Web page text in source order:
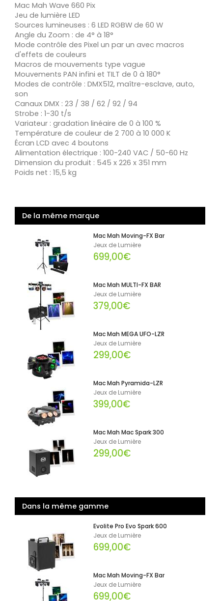
Mac Mah Wave 660 Pix
Jeu de lumière LED
Sources lumineuses : 6 LED RGBW de 60 W
Angle du Zoom : de 4° à 18°
Mode contrôle des Pixel un par un avec macros
d'effets de couleurs
Macros de mouvements type vague
Mouvements PAN infini et TILT de 0 à 180°
Modes de contrôle : DMX512, maître-esclave, auto,
son
Canaux DMX : 23 / 38 / 62 / 92 / 94
Strobe : 1-30 t/s
Variateur : gradation linéaire de 0 à 100 %
Température de couleur de 2 700 à 10 000 K
Écran LCD avec 4 boutons
Alimentation électrique : 100-240 VAC / 50-60 Hz
Dimension du produit : 545 x 226 x 351 mm
Poids net : 15,5 kg
De la même marque
Mac Mah Moving-FX Bar
Jeux de Lumière
699,00€
Mac Mah MULTI-FX BAR
Jeux de Lumière
379,00€
Mac Mah MEGA UFO-LZR
Jeux de Lumière
299,00€
Mac Mah Pyramida-LZR
Jeux de Lumière
399,00€
Mac Mah Mac Spark 300
Jeux de Lumière
299,00€
Dans la même gamme
Evolite Pro Evo Spark 600
Jeux de Lumière
699,00€
Mac Mah Moving-FX Bar
Jeux de Lumière
699,00€